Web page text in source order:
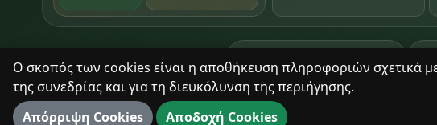
Ο σκοπός των cookies είναι η αποθήκευση πληροφοριών σχετικά
της συνεδρίας και για τη διευκόλυνση της περιήγησης.
Απόρριψη Cookies
Αποδοχή Cookies
76 εγγραφές χρονολογίου 87
Με σεβασμό στον τόπο και τους ανθρώπους του.